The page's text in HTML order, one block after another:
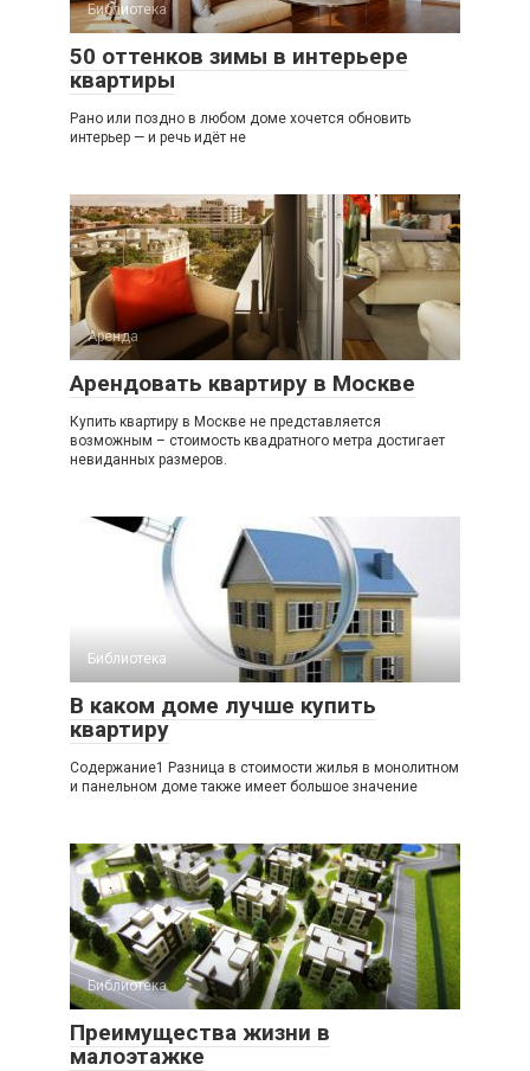
Библиотека
50 оттенков зимы в интерьере
квартиры
Рано или поздно в любом доме хочется обновить
интерьер — и речь идёт не
Аренда
Арендовать квартиру в Москве
Купить квартиру в Москве не представляется
возможным – стоимость квадратного метра достигает
невиданных размеров.
Библиотека
В каком доме лучше купить
квартиру
Содержание1 Разница в стоимости жилья в монолитном
и панельном доме также имеет большое значение
Библиотека
Преимущества жизни в
малоэтажке